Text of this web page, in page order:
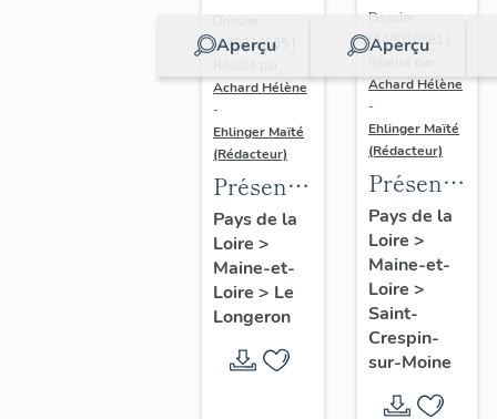
Aperçu
IA49010565 |
Achard Hélène
-
Ehlinger Maïté
(Rédacteur)
Présentation
du
patrimoine
industriel
de la
commune
du
Pays de la
Loire >
Maine-et-
Loire > Le
Longeron
Aperçu
Dossier
IA49010581 |
Achard Hélène
-
Ehlinger Maïté
(Rédacteur)
du
patrimoine
industriel
de la
commune
de Saint-
Crespin-
Pays de la
Loire >
Maine-et-
Loire >
Saint-
Crespin-
sur-Moine